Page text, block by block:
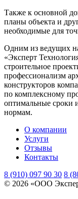
Также к основной
планы объекта и
необходимые для
Одним из ведущих
«Эксперт
строительное
профессионализм
конструкторов
по комплексному
оптимальные сроки
нормам.
О компании
Услуги
Отзывы
Контакты
8 (910) 097 90 30 8
© 2026 «ООО